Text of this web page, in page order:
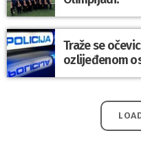
Traže se
ozlijeđenom